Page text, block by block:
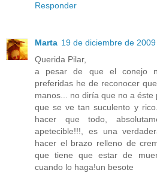
Responder
Marta 19 de diciembre de
Querida Pilar,
a pesar de que el conejo
preferidas he de reconocer
manos... no diría que no a
que se ve tan suculento y
hacer que todo,
apetecible!!!, es una
hacer el brazo relleno de
que tiene que estar de
cuando lo haga!un besote